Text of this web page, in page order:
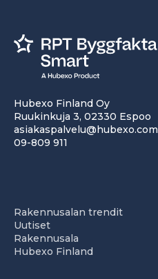
Hubexo Finland Oy
Ruukinkuja 3, 02330 Espoo
asiakaspalvelu@hubexo.com
09-809 911
Rakennusalan trendit
Uutiset
Rakennusala
Hubexo Finland